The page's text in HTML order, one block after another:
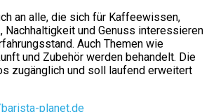
an alle, die sich für Kaffeewissen,
Nachhaltigkeit und Genuss interessieren
Auch Themen wie
und Zubehör werden behandelt. Die
zugänglich und soll laufend erweitert
planet.de